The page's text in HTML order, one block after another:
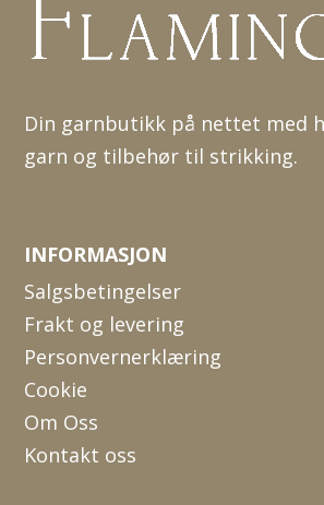
Din garnbutikk på nettet med
garn og tilbehør til strikking.
INFORMASJON
Salgsbetingelser
Frakt og levering
Personvernerklæring
Cookie
Om Oss
Kontakt oss